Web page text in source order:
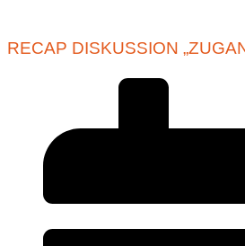
RECAP DISKUSSION